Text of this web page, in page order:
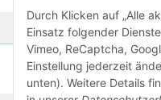
Durch Klicken auf „Alle
Einsatz folgender
Vimeo, ReCaptcha,
Einstellung jederzeit
unten). Weitere Details
Noch